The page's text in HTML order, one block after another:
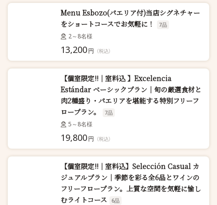
Menu Esbozo(パエリア付)当店シグネチャー
をショートコースでお気軽に！
7品
2～8名様
13,200円 （税込）
【個室限定!!｜室料込 】Excelencia
Estándar ベーシックプラン｜旬の厳選食材と
肉2種盛り・パエリアを堪能する特別フリーフ
ロープラン。
7品
5～8名様
19,800円 （税込）
【個室限定!!｜室料込】Selección Casual カ
ジュアルプラン｜季節を彩る全6品とワインの
フリーフロープラン。上質な空間を気軽に愉し
むライトコース
6品